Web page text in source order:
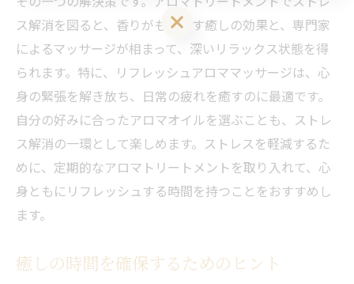
ス解消を図ると、香りがもたらす癒しの効果と、専門家
によるマッサージが相まって、深いリラックス状態を得
られます。特に、リフレッシュアロママッサージは、心
身の緊張を解き放ち、日常の疲れを癒すのに最適です。
自分の好みに合ったアロマオイルを選ぶことも、ストレ
ス解消の一環として楽しめます。ストレスを軽減するた
めに、定期的なアロマトリートメントを取り入れて、心
身ともにリフレッシュする時間を持つことをおすすめし
ます。
癒しの時間を確保するためのヒント
LINEお友達登はこちら 初回 500円OFFさせて頂きます！